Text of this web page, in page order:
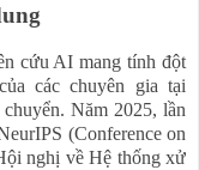
cứu AI mang tính đột
các chuyên gia tại
Năm 2025, lần
(Conference on
nghị về Hệ thống xử